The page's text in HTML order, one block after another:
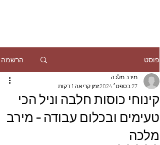
פוסט הרשמה
קינוחי כוסות חלבה וניל הכי
טעימים ובכלום עבודה - מירב
מלכה
מירב מלכה
27 בספט׳ 2024
זמן קריאה 1 דקות